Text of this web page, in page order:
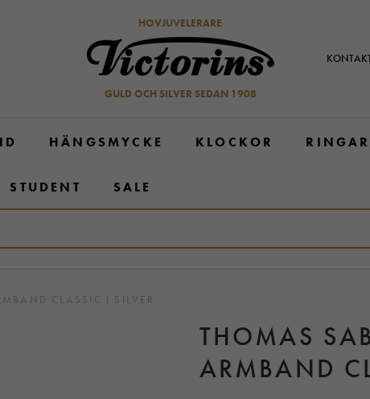
HOVJUVELERARE
GULD OCH SILVER SEDAN 1908
HÄNGSMYCKE KLOCKOR RINGAR
STUDENT SALE
CLASSIC I SILVER
THOMAS
ARMBAND